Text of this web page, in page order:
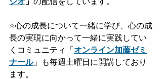
⭐️心の成長について一緒に学び、心の成
長の実現に向かって一緒に実践してい
くコミュニティ「 オンライン加藤ゼミ
ナール」も毎週土曜日に開講しており
ます。